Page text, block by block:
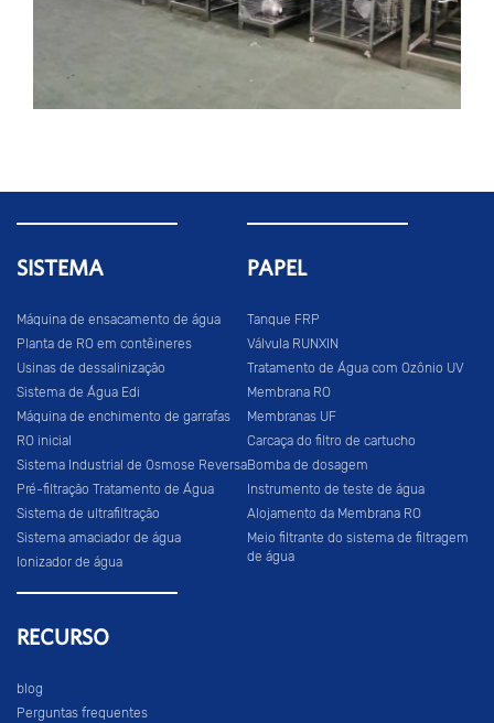
SISTEMA
Máquina de ensacamento de água
Planta de RO em contêineres
Usinas de dessalinização
Sistema de Água Edi
Máquina de enchimento de garrafas
RO inicial
Sistema Industrial de Osmose Reversa
Pré-filtração Tratamento de Água
Sistema de ultrafiltração
Sistema amaciador de água
Ionizador de água
PAPEL
Tanque FRP
Válvula RUNXIN
Tratamento de Água com Ozônio UV
Membrana RO
Membranas UF
Carcaça do filtro de cartucho
Bomba de dosagem
Instrumento de teste de água
Alojamento da Membrana RO
Meio filtrante do sistema de filtragem
de água
RECURSO
blog
Perguntas frequentes